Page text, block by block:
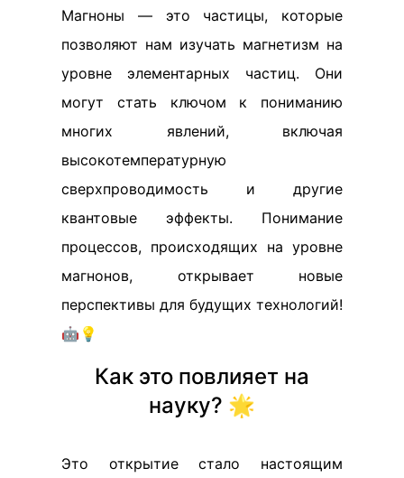
Магноны — это частицы, которые
позволяют нам изучать магнетизм на
уровне элементарных частиц. Они
могут стать ключом к пониманию
многих явлений, включая
высокотемпературную
сверхпроводимость и другие
квантовые эффекты. Понимание
процессов, происходящих на уровне
магнонов, открывает новые
перспективы для будущих технологий!
🤖💡
Как это повлияет на
науку? 🌟
Это открытие стало настоящим